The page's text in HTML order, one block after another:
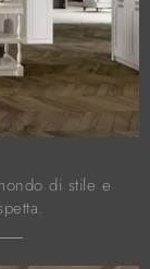
di stile e